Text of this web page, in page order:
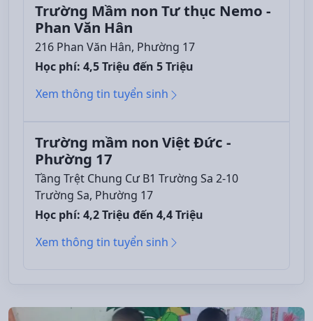
Trường Mầm non Tư thục Nemo -
Phan Văn Hân
216 Phan Văn Hân, Phường 17
Học phí: 4,5 Triệu đến 5 Triệu
Xem thông tin tuyển sinh
Trường mầm non Việt Đức -
Phường 17
Tầng Trệt Chung Cư B1 Trường Sa 2-10
Trường Sa, Phường 17
Học phí: 4,2 Triệu đến 4,4 Triệu
Xem thông tin tuyển sinh